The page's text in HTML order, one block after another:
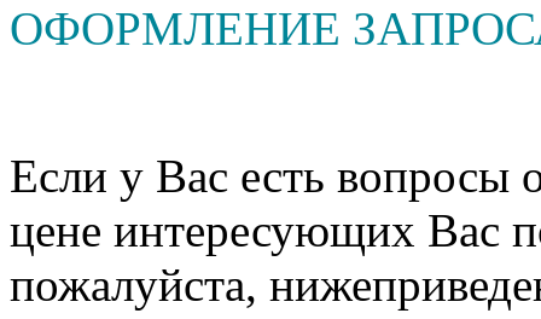
ОФОРМЛЕНИЕ
Если у Вас есть вопросы
цене интересующих Вас
пожалуйста,